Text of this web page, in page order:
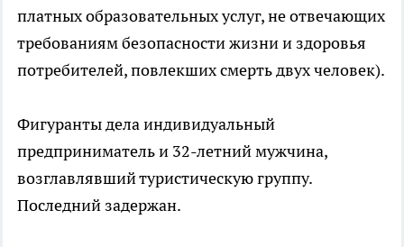
платных образовательных услуг, не отвечающих
требованиям безопасности жизни и здоровья
потребителей, повлекших смерть двух человек).
Фигуранты дела индивидуальный
предприниматель и 32-летний мужчина,
возглавлявший туристическую группу.
Последний задержан.